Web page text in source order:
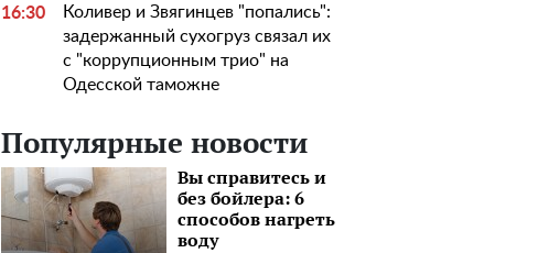
16:30
Коливер и Звягинцев "попались":
задержанный сухогруз связал их
с "коррупционным трио" на
Одесской таможне
Популярные новости
Вы справитесь и
без бойлера: 6
способов нагреть
воду